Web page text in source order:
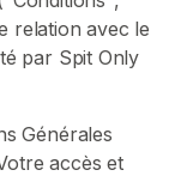
relation avec le
par Spit Only
Générales
accès et